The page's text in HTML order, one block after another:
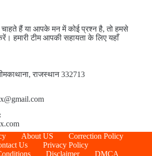
हैं या आपके मन में कोई प्रश्न है, तो हमसे
हमारी टीम आपकी सहायता के लिए यहाँ
राजस्थान 332713
About US
Correction Policy
Us
Privacy Policy
Disclaimer DMCA